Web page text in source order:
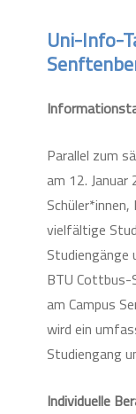
Uni-Info-
Parallel zum
am 12.
vielfältige
Studiengänge
BTU Cottbus-
am Campus
wird ein
Studiengang
Individuelle